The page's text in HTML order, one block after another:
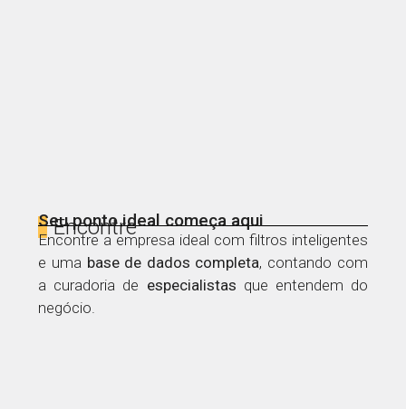
Encontre
Seu ponto ideal começa aqui
Encontre a empresa ideal com filtros inteligentes
e uma base de dados completa, contando com
a curadoria de especialistas que entendem do
negócio.